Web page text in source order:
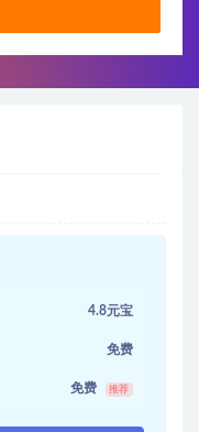
4.8元宝
免费
免费 推荐